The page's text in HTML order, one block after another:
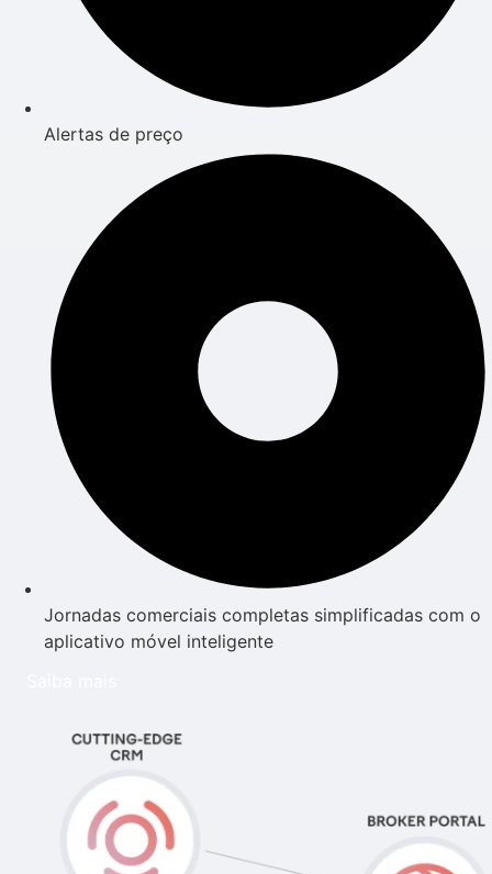
Alertas de preço
Jornadas comerciais completas simplificadas com o
aplicativo móvel inteligente